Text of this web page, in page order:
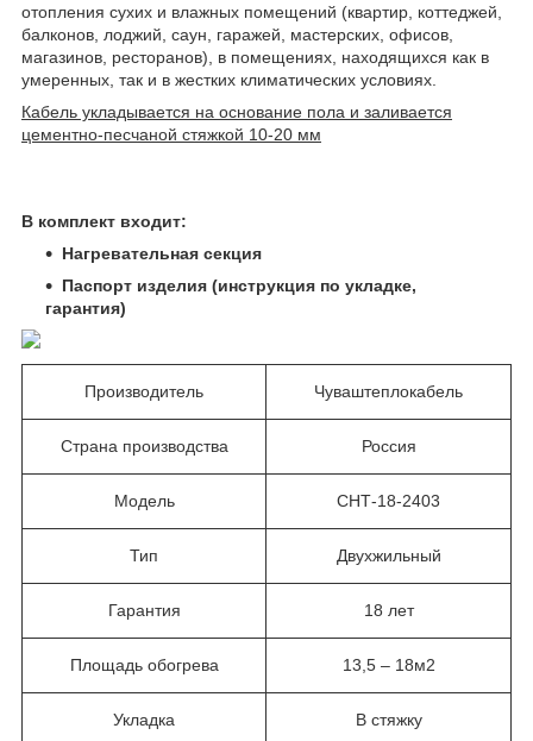
отопления сухих и влажных помещений (квартир, коттеджей,
балконов, лоджий, саун, гаражей, мастерских, офисов,
магазинов, ресторанов), в помещениях, находящихся как в
умеренных, так и в жестких климатических условиях.
Кабель укладывается на основание пола и заливается
цементно-песчаной стяжкой 10-20 мм
В комплект входит:
Нагревательная секция
Паспорт изделия (инструкция по укладке,
гарантия)
Производитель Чуваштеплокабель
Страна производства Россия
Модель СНТ-18-2403
Тип Двухжильный
Гарантия 18 лет
Площадь обогрева 13,5 – 18м2
Укладка В стяжку